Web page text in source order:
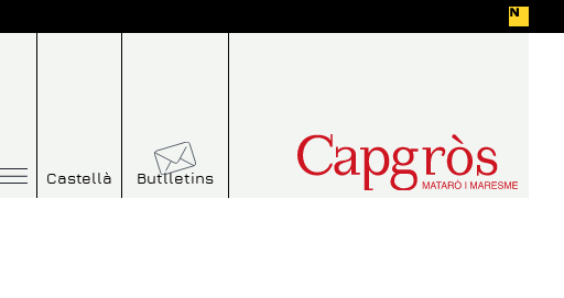
Castellà Butlletins